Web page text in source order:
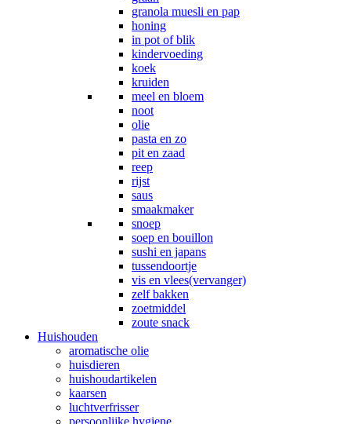
granola muesli en pap
honing
in pot of blik
kindervoeding
koek
kruiden
meel en bloem
noot
olie
pasta en zo
pit en zaad
reep
rijst
saus
smaakmaker
snoep
soep en bouillon
sushi en japans
tussendoortje
vis en vlees(vervanger)
zelf bakken
zoetmiddel
zoute snack
Huishouden
aromatische olie
huisdieren
huishoudartikelen
kaarsen
luchtverfrisser
persoonlijke hygiene